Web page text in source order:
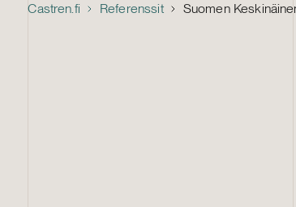
Castren.fi Referenssit Suomen